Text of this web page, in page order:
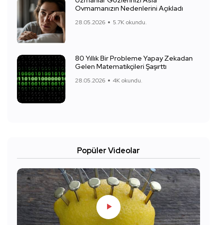
Ovmamanızın Nedenlerini Açıkladı
28.05.2026 5.7K okundu.
80 Yıllık Bir Probleme Yapay Zekadan
Gelen Matematikçileri Şaşırttı
28.05.2026 4K okundu.
Popüler Videolar